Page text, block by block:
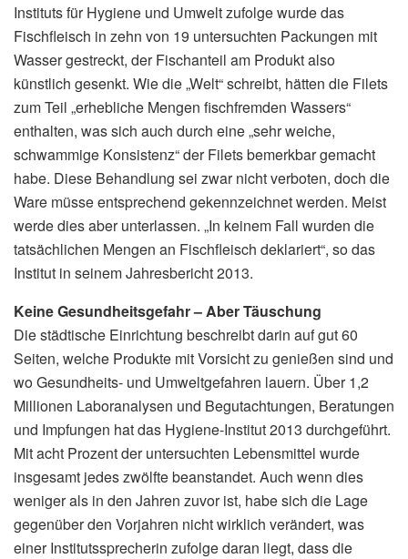
Instituts für Hygiene und Umwelt zufolge wurde das
Fischfleisch in zehn von 19 untersuchten Packungen mit
Wasser gestreckt, der Fischanteil am Produkt also
künstlich gesenkt. Wie die „Welt“ schreibt, hätten die Filets
zum Teil „erhebliche Mengen fischfremden Wassers“
enthalten, was sich auch durch eine „sehr weiche,
schwammige Konsistenz“ der Filets bemerkbar gemacht
habe. Diese Behandlung sei zwar nicht verboten, doch die
Ware müsse entsprechend gekennzeichnet werden. Meist
werde dies aber unterlassen. „In keinem Fall wurden die
tatsächlichen Mengen an Fischfleisch deklariert“, so das
Institut in seinem Jahresbericht 2013.
Keine Gesundheitsgefahr – Aber Täuschung
Die städtische Einrichtung beschreibt darin auf gut 60
Seiten, welche Produkte mit Vorsicht zu genießen sind und
wo Gesundheits- und Umweltgefahren lauern. Über 1,2
Millionen Laboranalysen und Begutachtungen, Beratungen
und Impfungen hat das Hygiene-Institut 2013 durchgeführt.
Mit acht Prozent der untersuchten Lebensmittel wurde
insgesamt jedes zwölfte beanstandet. Auch wenn dies
weniger als in den Jahren zuvor ist, habe sich die Lage
gegenüber den Vorjahren nicht wirklich verändert, was
einer Institutssprecherin zufolge daran liegt, dass die